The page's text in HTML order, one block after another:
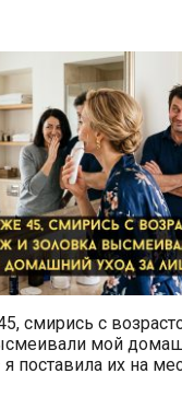
смирись с
мой
поставила их на